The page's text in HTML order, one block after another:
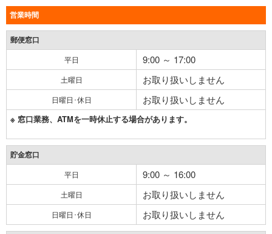
営業時間
郵便窓口
平日 9:00 ～ 17:00
土曜日 お取り扱いしません
日曜日･休日 お取り扱いしません
※ 窓口業務、ATMを一時休止する場合があります。
貯金窓口
平日 9:00 ～ 16:00
土曜日 お取り扱いしません
日曜日･休日 お取り扱いしません